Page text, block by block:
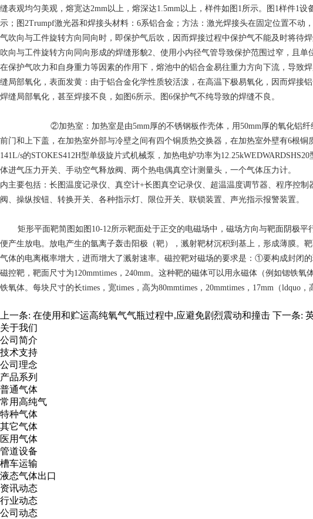
缝表观均匀美观，熔宽达2mm以上，熔深达1.5mm以上，样件如图1所示。图1样件1
示；图2Trumpf激光器和焊接头材料：6系铝合金；方法：激光焊接头在固定位置不
气吹向与工件旋转方向同向时，即保护气后吹，因而焊接过程中保护气不能及时将待
吹向与工件旋转方向同向形成的焊缝形貌2、使用小内径气管导致保护范围过窄，且
在保护气吹力和自身重力等因素的作用下，熔池中的铝合金易往重力方向下流，导致
缝局部氧化，表面发黄：由于铝合金化学性质较活泼，在高温下极易氧化，因而焊接
焊缝局部氧化，甚至焊接不良，如图6所示。图6保护气不纯导致的焊缝不良。
②加热室：加热室是由5mm厚的不锈钢板作壳体，用50mm厚的氧化铝纤维
前门和上下盖，在加热室外部与冷壁之间有四个铜质热交换器，在加热室外壁有6
141L/s的STOKES412H型单级旋片式机械泵，加热电炉功率为
体进气压力开关、手动空气释放阀、两个热电偶真空计测量头，一个气体压力
内主要包括：长图温度记录仪、真空计+长图真空记录仪、超温温度调节器、程序控
阀、操纵按钮、转换开关、各种指示灯、限位开关、联锁装置、声光指示报警装置。
矩形平面靶简图如图10-12所示靶面处于正交的电磁场中，磁场方向与靶面阴极平
便产生放电。放电产生的氩离子轰击阳极（靶），溅射靶材沉积到基上，形成薄膜。
气体的电离概率增大，进而增大了溅射速率。磁控靶对磁场的要求是：①要构成封闭
磁控靶，靶面尺寸为120mmtimes，240mm。这种靶的磁体可以用永磁体（例如锶铁
铁氧体。每块尺寸的长times，宽times，高为80mmtimes，20mmtimes，17mm（ldquo，
上一条: 在使用和贮运高纯氧气气瓶过程中,应避免剧烈震动和撞击 下一条:
关于我们
公司简介
技术支持
公司理念
产品系列
普通气体
常用高纯气
特种气体
其它气体
医用气体
管道设备
槽车运输
液态气体出口
资讯动态
行业动态
公司动态